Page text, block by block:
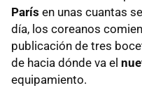
París en unas cuantas
día, los coreanos
publicación de tres
de hacia dónde va el
equipamiento.